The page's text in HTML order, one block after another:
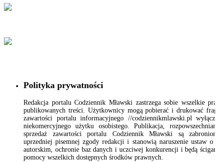
Polityka prywatności
Redakcja portalu Codziennik Mławski zastrzega sobie wszelkie
publikowanych treści. Użytkownicy mogą pobierać i drukować
zawartości portalu informacyjnego //codziennikmlawski.pl
niekomercyjnego użytku osobistego. Publikacja,
sprzedaż zawartości portalu Codziennik Mławski są
uprzedniej pisemnej zgody redakcji i stanowią naruszenie ustaw o
autorskim, ochronie baz danych i uczciwej konkurencji i będą
pomocy wszelkich dostępnych środków prawnych.